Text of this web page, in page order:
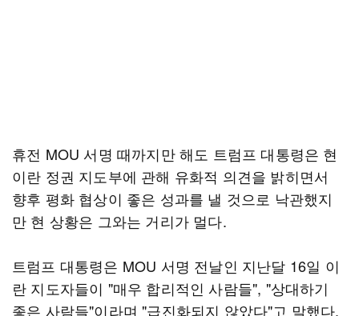
휴전 MOU 서명 때까지만 해도 트럼프 대통령은 현
이란 정권 지도부에 관해 유화적 의견을 밝히면서
향후 평화 협상이 좋은 성과를 낼 것으로 낙관했지
만 현 상황은 그와는 거리가 멀다.
트럼프 대통령은 MOU 서명 전날인 지난달 16일 이
란 지도자들이 "매우 합리적인 사람들", "상대하기
좋은 사람들"이라며 "급진화되지 않았다"고 말했다.